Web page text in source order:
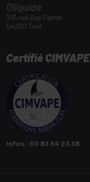
Oliquide
215 rue Guy Pernin
54200 Toul
Certifié CIMVAPE
Infos : 03 83 64 23 38